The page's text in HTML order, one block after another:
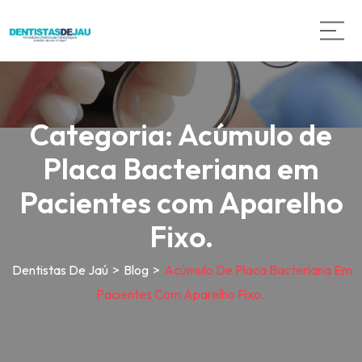
Categoria:Acúmulo de
Placa Bacteriana em
Pacientes com Aparelho
Fixo.
Dentistas De Jaú > Blog > Acúmulo De Placa Bacteriana Em
Pacientes Com Aparelho Fixo.